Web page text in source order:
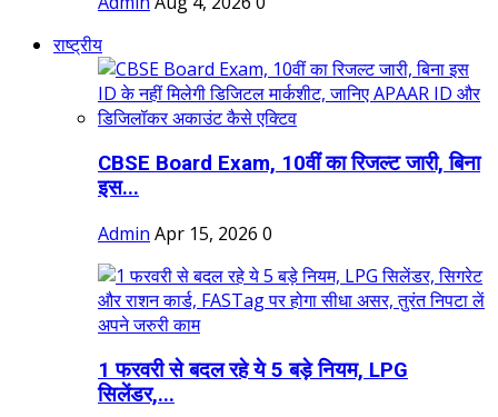
राष्ट्रीय
CBSE Board Exam, 10वीं का रिजल्ट जारी, बिना
इस...
Admin Apr 15, 2026 0
1 फरवरी से बदल रहे ये 5 बड़े नियम, LPG
सिलेंडर,...